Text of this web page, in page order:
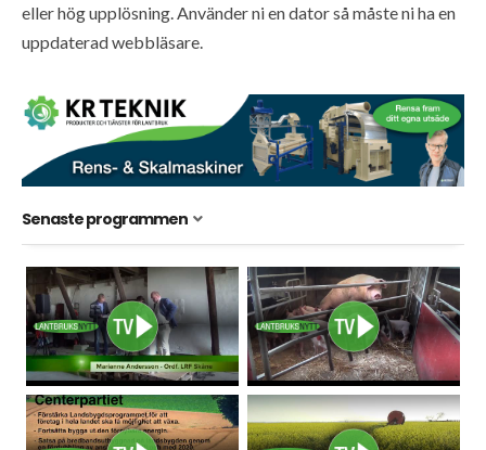
eller hög upplösning. Använder ni en dator så måste ni ha en
uppdaterad webbläsare.
Senaste programmen